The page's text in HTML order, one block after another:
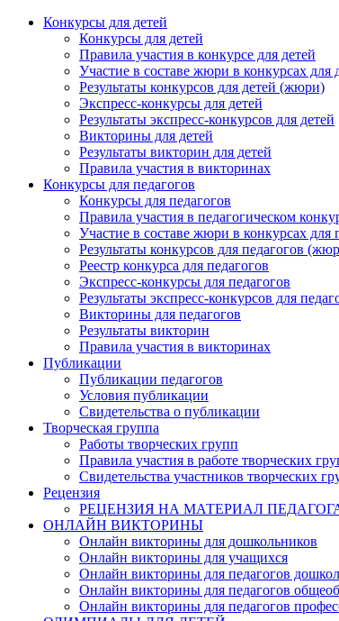
Конкурсы для детей
Конкурсы для детей
Правила участия в конкурсе для детей
Участие в составе жюри в конкурсах для
Результаты конкурсов для детей (жюри)
Экспресс-конкурсы для детей
Результаты экспресс-конкурсов для детей
Викторины для детей
Результаты викторин для детей
Правила участия в викторинах
Конкурсы для педагогов
Конкурсы для педагогов
Правила участия в педагогическом
Участие в составе жюри в конкурсах для
Результаты конкурсов для педагогов
Реестр конкурса для педагогов
Экспресс-конкурсы для педагогов
Результаты экспресс-конкурсов для
Викторины для педагогов
Результаты викторин
Правила участия в викторинах
Публикации
Публикации педагогов
Условия публикации
Свидетельства о публикации
Творческая группа
Работы творческих групп
Правила участия в работе творческих
Свидетельства участников творческих
Рецензия
РЕЦЕНЗИЯ НА МАТЕРИАЛ
ОНЛАЙН ВИКТОРИНЫ
Онлайн викторины для дошкольников
Онлайн викторины для учащихся
Онлайн викторины для педагогов
Онлайн викторины для педагогов
Онлайн викторины для педагогов